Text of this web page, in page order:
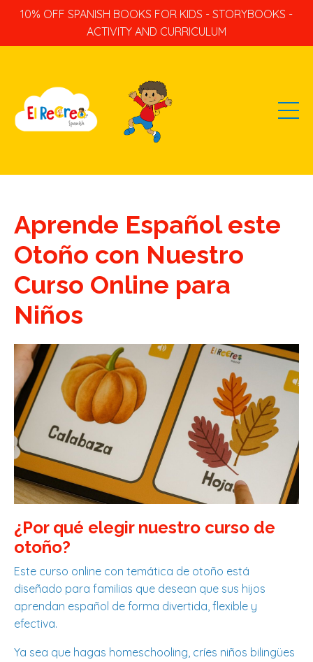
10% OFF SPANISH BOOKS FOR KIDS - STORYBOOKS -
ACTIVITY AND CURRICULUM
Aprende Español este
Otoño con Nuestro
Curso Online para
Niños
¿Por qué elegir nuestro curso de
otoño?
Este curso online con temática de otoño está
diseñado para familias que desean que sus hijos
aprendan español de forma divertida, flexible y
efectiva.
Ya sea que hagas homeschooling, críes niños bilingües